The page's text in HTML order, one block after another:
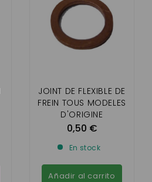
JOINT DE FLEXIBLE DE
FREIN TOUS MODELES
D'ORIGINE
0,50 €
En stock
Añadir al carrito